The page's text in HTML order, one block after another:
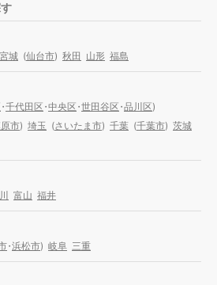
宮城 (仙台市) 秋田 山形 福島
千代田区・中央区・世田谷区・品川区)
市) 埼玉 (さいたま市) 千葉 (千葉市) 茨城
富山 福井
・浜松市) 岐阜 三重